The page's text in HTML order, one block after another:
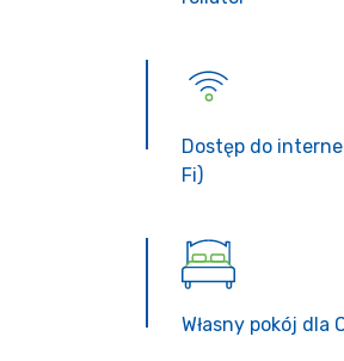
Dostęp do
Fi)
Własny pokój dla